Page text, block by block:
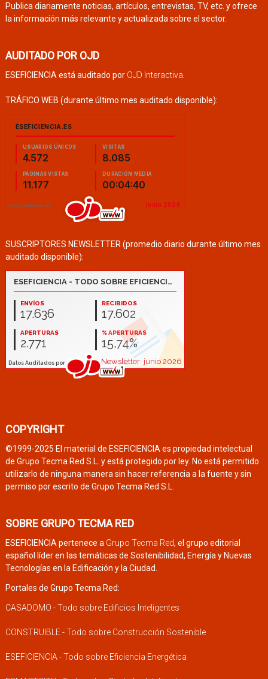
Publica diariamente noticias, artículos, entrevistas, TV, etc. y ofrece
la información más relevante y actualizada sobre el sector.
AUDITADO POR OJD
ESEFICIENCIA está auditado por OJD Interactiva
TRÁFICO WEB (durante último mes auditado disponible):
SUSCRIPTORES NEWSLETTER (promedio diario durante último mes
auditado disponible):
COPYRIGHT
©1999-2025 El material de ESEFICIENCIA es propiedad intelectual
de Grupo Tecma Red S.L. y está protegido por ley. No está permitido
utilizarlo de ninguna manera sin hacer referencia a la fuente y sin
permiso por escrito de Grupo Tecma Red S.L.
SOBRE GRUPO TECMA RED
ESEFICIENCIA pertenece a Grupo Tecma Red, el grupo editorial
español líder en las temáticas de Sostenibilidad, Energía y Nuevas
Tecnologías en la Edificación y la Ciudad.
Portales de Grupo Tecma Red:
CASADOMO - Todo sobre Edificios Inteligentes
CONSTRUIBLE - Todo sobre Construcción Sostenible
ESEFICIENCIA - Todo sobre Eficiencia Energética